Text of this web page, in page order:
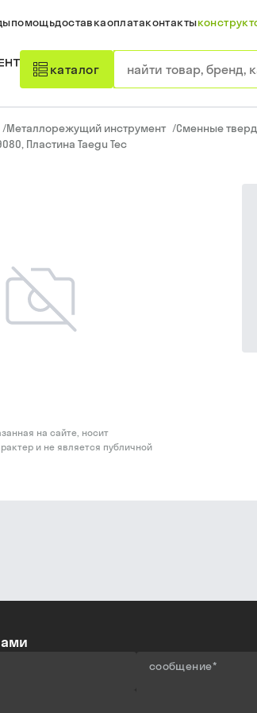
помощьдоставкаоплатаконтакты
каталог
/Металлорежущий инструмент /Сменные
Пластина Taegu Tec
на сайте, носит
и не является публичной
сообщение*